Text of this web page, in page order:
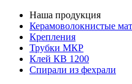
Наша продукция
Керамоволокнистые
Крепления
Трубки МКР
Клей КВ 1200
Спирали из фехрали